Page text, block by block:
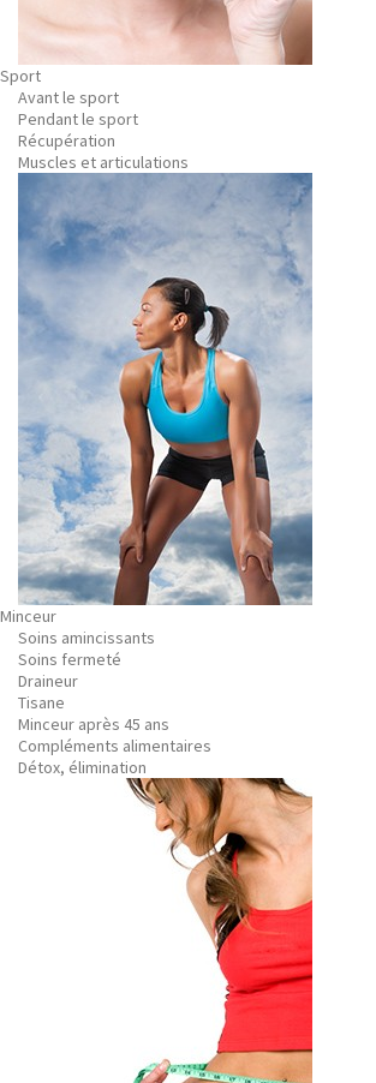
Sport
Avant le sport
Pendant le sport
Récupération
Muscles et articulations
Minceur
Soins amincissants
Soins fermeté
Draineur
Tisane
Minceur après 45 ans
Compléments alimentaires
Détox, élimination